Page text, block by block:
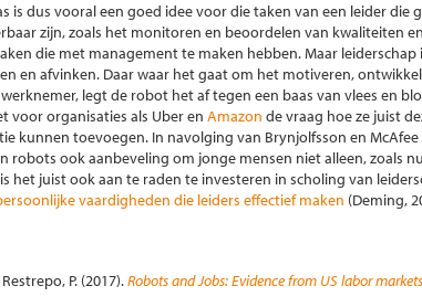
is dus vooral een goed idee voor die taken van een leider
zijn, zoals het monitoren en beoordelen van kwaliteiten
die met management te maken hebben. Maar
en afvinken. Daar waar het gaat om het motiveren,
legt de robot het af tegen een baas van vlees en
voor organisaties als Uber en Amazon de vraag hoe ze juist
kunnen toevoegen. In navolging van Brynjolfsson en
robots ook aanbeveling om jonge mensen niet alleen, zoals
het juist ook aan te raden te investeren in scholing van
vaardigheden die leiders effectief maken (Deming,
P. (2017).Robots and Jobs: Evidence from US labor markets